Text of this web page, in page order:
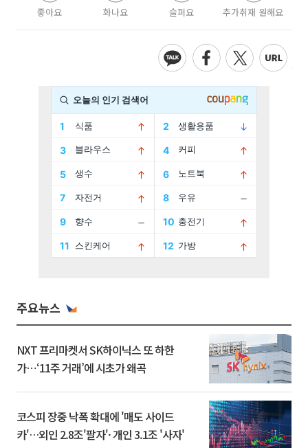
좋아요 화나요 슬퍼요 추가취재 원해요
주요뉴스
NXT 프리마켓서 SK하이닉스 또 하한
가⋯‘11주 거래’에 시초가 왜곡
코스피 장중 낙폭 확대에 '매도 사이드
카'…외인 2.8조'팔자'· 개인 3.1조 '사자'